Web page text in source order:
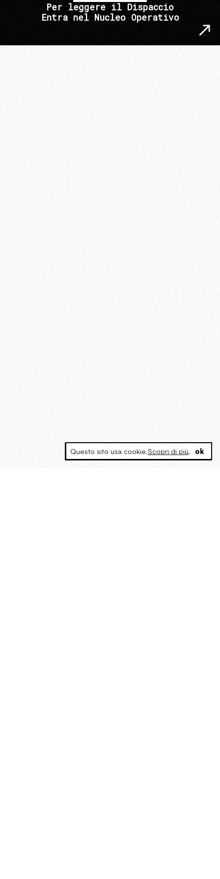
Per leggere il Dispaccio
Entra nel Nucleo Operativo
Questo sito usa cookie.Scopri di più. ok